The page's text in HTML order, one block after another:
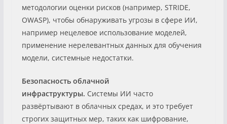
методологии оценки рисков (например, STRIDE,
OWASP), чтобы обнаруживать угрозы в сфере ИИ,
например нецелевое использование моделей,
применение нерелевантных данных для обучения
модели, системные недостатки.
Безопасность облачной
инфраструктуры. Системы ИИ часто
развёртывают в облачных средах, и это требует
строгих защитных мер, таких как шифрование,